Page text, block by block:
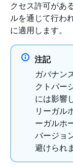
クセス許可があ
ルを通じて行わ
に適用します。
注記
ガバナン
クトバー
には影響
リーガル
ーガルホ
バージョ
避けられ